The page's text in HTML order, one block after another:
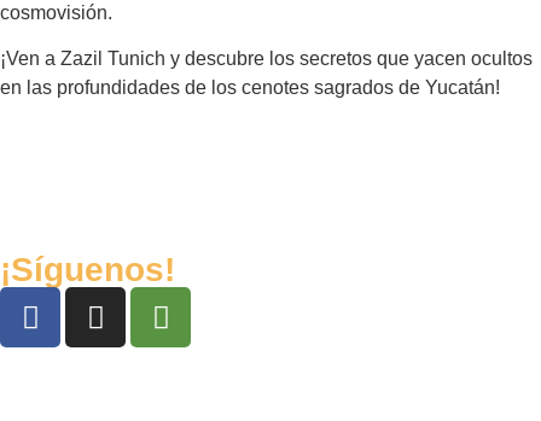
cosmovisión.
¡Ven a Zazil Tunich y descubre los secretos que yacen ocultos
en las profundidades de los cenotes sagrados de Yucatán!
¡Síguenos!